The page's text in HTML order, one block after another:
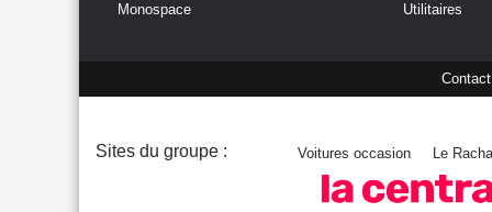
Monospace
Utilitaires
Contact
Sites du groupe : Voitures occasion Le